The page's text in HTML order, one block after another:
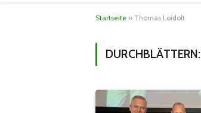
Startseite » Thomas Loidolt
DURCHBLÄTTERN: